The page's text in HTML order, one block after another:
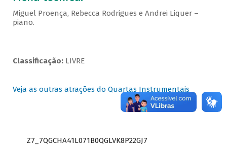
Miguel Proença, Rebecca Rodrigues e Andrei Liquer –
piano.
Classificação:LIVRE
Veja as outras atrações do Quartas Instrumentais
Z7_7QGCHA41L071B0QGLVK8P22GJ7